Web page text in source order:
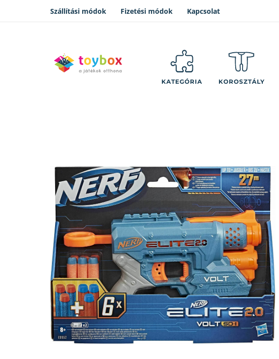
Szállítási módok Fizetési módok Kapcsolat
KATEGÓRIA KOROSZTÁLY